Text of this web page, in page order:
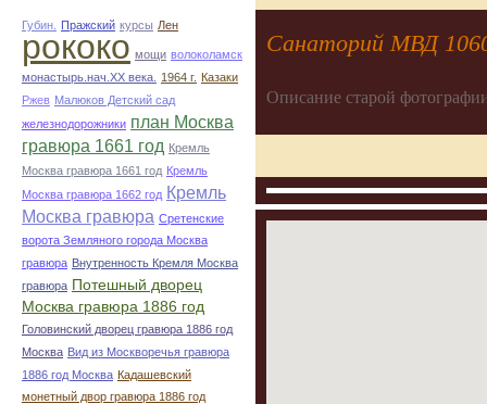
Губин. Пражский курсы Лен
рококо мощи волоколамск
монастырь.нач.ХХ века.
1964 г. Казаки
Ржев Малюков Детский сад
железнодорожники план Москва
гравюра 1661 год Кремль
Москва гравюра 1661 год Кремль
Москва гравюра 1662 год Кремль
Москва гравюра Сретенские
ворота Земляного города Москва
гравюра Внутренность Кремля Москва
гравюра Потешный дворец
Москва гравюра 1886 год
Головинский дворец гравюра 1886 год
Москва Вид из Москворечья гравюра
1886 год Москва Кадашевский
монетный двор гравюра 1886 год
Санаторий МВД
Описание старой